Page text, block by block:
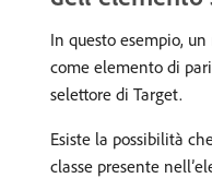
In questo esempio,
come elemento di
selettore di Target.
Esiste la possibilità
classe presente